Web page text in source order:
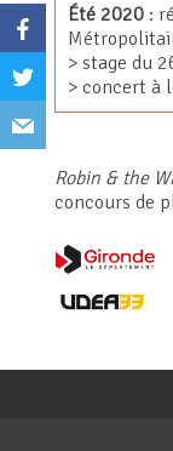
Été 2020 :
> stage du
> concert à
Robin & the
concours de